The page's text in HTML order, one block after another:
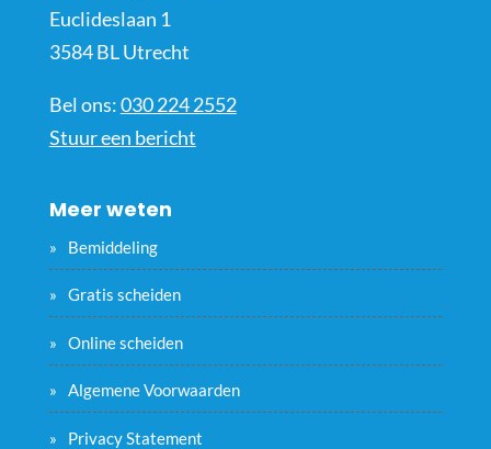
Euclideslaan 1
3584 BL Utrecht
Bel ons:030 224 2552
Stuur een bericht
Meer weten
Bemiddeling
Gratis scheiden
Online scheiden
Algemene Voorwaarden
Privacy Statement